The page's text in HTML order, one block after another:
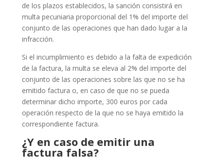
de los plazos establecidos, la sanción consistirá en
multa pecuniaria proporcional del 1% del importe del
conjunto de las operaciones que han dado lugar a la
infracción.
Si el incumplimiento es debido a la falta de expedición
de la factura, la multa se eleva al 2% del importe del
conjunto de las operaciones sobre las que no se ha
emitido factura o, en caso de que no se pueda
determinar dicho importe, 300 euros por cada
operación respecto de la que no se haya emitido la
correspondiente factura.
¿Y en caso de emitir una
factura falsa?